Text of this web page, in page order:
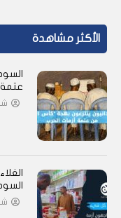
الأكثر مشاهدة
عتمة